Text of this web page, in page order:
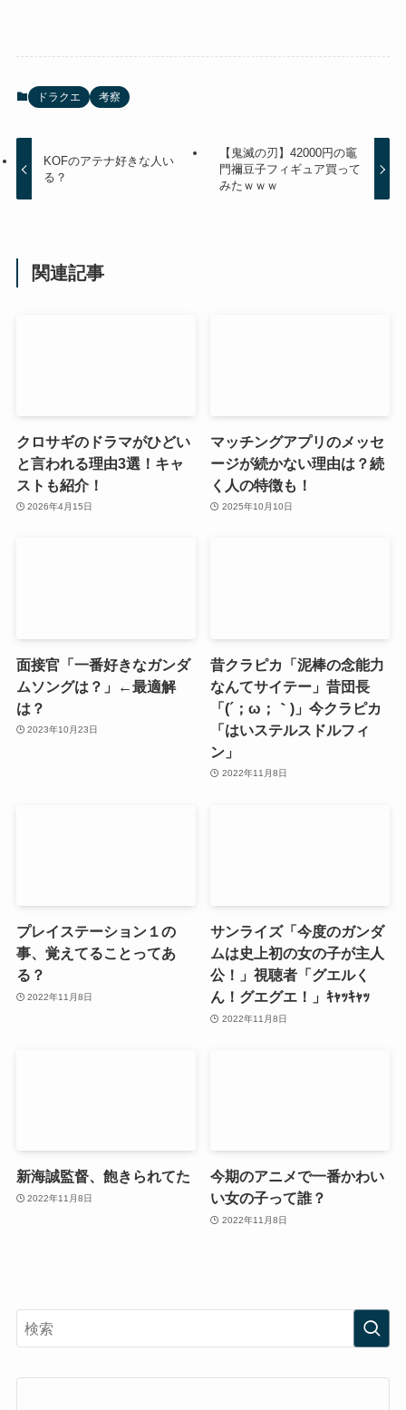
ドラクエ 考察
KOFのアテナ好きな人い
る？
【鬼滅の刃】42000円の竈
門禰豆子フィギュア買って
みたｗｗｗ
関連記事
クロサギのドラマがひどい
と言われる理由3選！キャ
ストも紹介！
2026年4月15日
マッチングアプリのメッセ
ージが続かない理由は？続
く人の特徴も！
2025年10月10日
面接官「一番好きなガンダ
ムソングは？」←最適解
は？
2023年10月23日
昔クラピカ「泥棒の念能力
なんてサイテー」昔団長
「(´；ω；｀)」今クラピカ
「はいステルスドルフィ
ン」
2022年11月8日
プレイステーション１の
事、覚えてることってあ
る？
2022年11月8日
サンライズ「今度のガンダ
ムは史上初の女の子が主人
公！」視聴者「グエルく
ん！グエグエ！」ｷｬｯｷｬｯ
2022年11月8日
新海誠監督、飽きられてた
2022年11月8日
今期のアニメで一番かわい
い女の子って誰？
2022年11月8日